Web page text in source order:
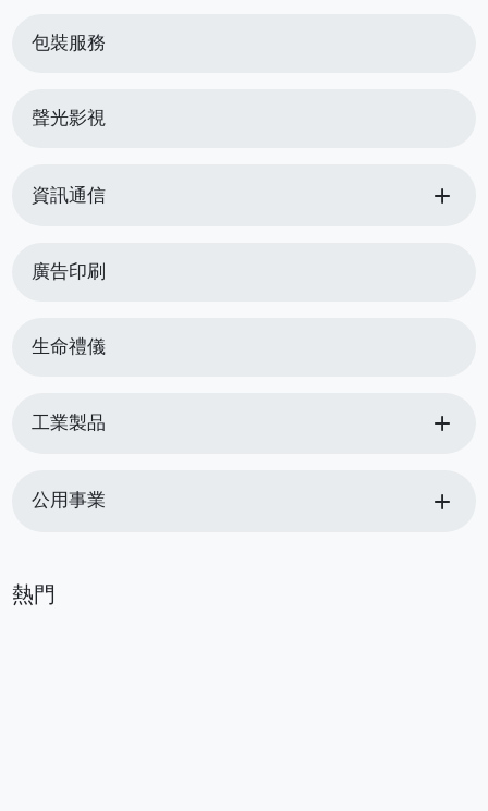
包裝服務
聲光影視
資訊通信 add
廣告印刷
生命禮儀
工業製品 add
公用事業 add
熱門